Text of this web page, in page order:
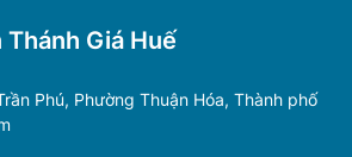
Giá Huế
Phú, Phường Thuận Hóa, Thành phố